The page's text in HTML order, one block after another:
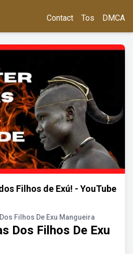
Contact Tos DMCA
Filhos de Exú! - YouTube
Filhos De Exu Mangueira
Dos Filhos De Exu